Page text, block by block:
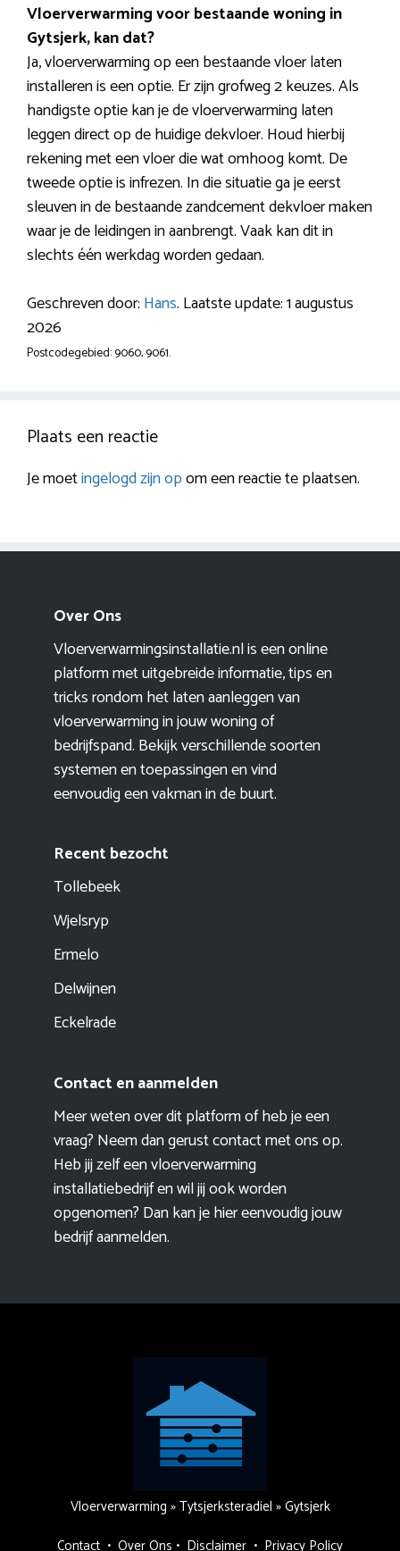
Vloerverwarming voor bestaande woning in
Gytsjerk, kan dat?
Ja, vloerverwarming op een bestaande vloer laten
installeren is een optie. Er zijn grofweg 2 keuzes. Als
handigste optie kan je de vloerverwarming laten
leggen direct op de huidige dekvloer. Houd hierbij
rekening met een vloer die wat omhoog komt. De
tweede optie is infrezen. In die situatie ga je eerst
sleuven in de bestaande zandcement dekvloer maken
waar je de leidingen in aanbrengt. Vaak kan dit in
slechts één werkdag worden gedaan.
Geschreven door: Hans. Laatste update: 1 augustus
2026
Postcodegebied: 9060, 9061.
Plaats een reactie
Je moetingelogd zijn opom een reactie te plaatsen.
Over Ons
Vloerverwarmingsinstallatie.nl is een online
platform met uitgebreide informatie, tips en
tricks rondom het laten aanleggen van
vloerverwarming in jouw woning of
bedrijfspand. Bekijk verschillende soorten
systemen en toepassingen en vind
eenvoudig een vakman in de buurt.
Recent bezocht
Tollebeek
Wjelsryp
Ermelo
Delwijnen
Eckelrade
Contact en aanmelden
Meer weten over dit platform of heb je een
vraag? Neem dan gerust contact met ons op.
Heb jij zelf een vloerverwarming
installatiebedrijf en wil jij ook worden
opgenomen? Dan kan je hier eenvoudigjouw
bedrijf aanmelden.
Vloerverwarming »Tytsjerksteradiel »Gytsjerk
Contact • Over Ons • Disclaimer • Privacy Policy